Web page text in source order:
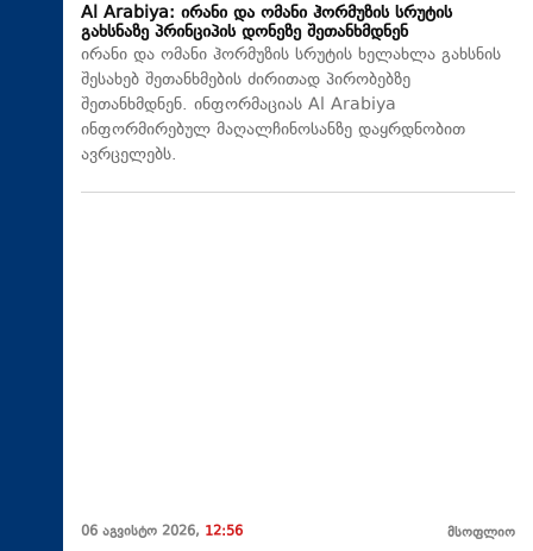
Al Arabiya: ირანი და ომანი ჰორმუზის სრუტის
გახსნაზე პრინციპის დონეზე შეთანხმდნენ
ირანი და ომანი ჰორმუზის სრუტის ხელახლა გახსნის
შესახებ შეთანხმების ძირითად პირობებზე
შეთანხმდნენ. ინფორმაციას Al Arabiya
ინფორმირებულ მაღალჩინოსანზე დაყრდნობით
ავრცელებს.
06 აგვისტო 2026, 12:56 მსოფლიო